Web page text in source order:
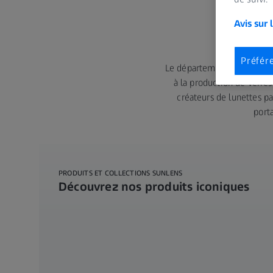
Le département Carl
à la production de
créateurs de lunettes
PRODUITS ET COLLECTIONS SUNLENS
Découvrez nos produits iconiques
Avis sur